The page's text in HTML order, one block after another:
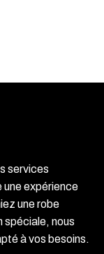
services
une expérience
une robe
spéciale, nous
à vos besoins.